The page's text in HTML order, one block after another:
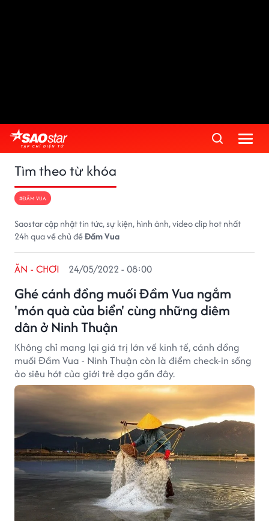
Tìm theo từ khóa
#ĐẦM VUA
Saostar cập nhật tin tức, sự kiện, hình ảnh, video clip hot nhất
24h qua về chủ đềĐầm Vua
Ghé cánh đồng muối Đầm Vua ngắm
'món quà của biển' cùng những diêm
dân ở Ninh Thuận
ĂN - CHƠI 24/05/2022 - 08:00
Không chỉ mang lại giá trị lớn về kinh tế, cánh đồng
muối Đầm Vua - Ninh Thuận còn là điểm check-in sống
ảo siêu hót của giới trẻ dạo gần đây.